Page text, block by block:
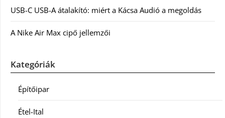
USB-C USB-A átalakító: miért a Kácsa Audió a megoldás
A Nike Air Max cipő jellemzői
Kategóriák
Építőipar
Étel-Ital